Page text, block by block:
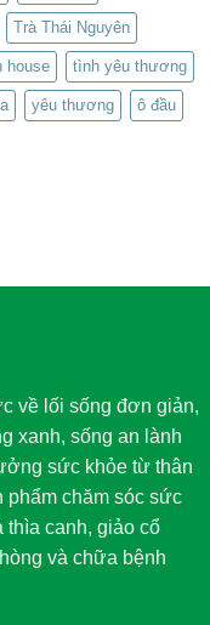
Trà Thái Nguyên
house tình yêu thương
yêu thương ô đầu
về lối sống đơn giản,
xanh, sống an lành
sức khỏe từ thân
phẩm chăm sóc sức
thìa canh, giảo cổ
và chữa bệnh